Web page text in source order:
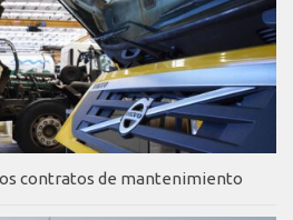
contratos de mantenimiento